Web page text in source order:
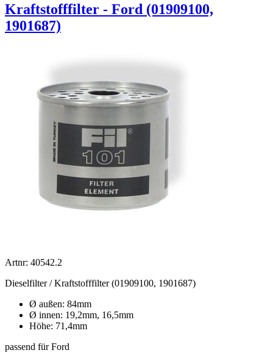
Kraftstofffilter - Ford (01909100,
1901687)
Artnr: 40542.2
Dieselfilter / Kraftstofffilter (01909100, 1901687)
Ø außen: 84mm
Ø innen: 19,2mm, 16,5mm
Höhe: 71,4mm
passend für Ford